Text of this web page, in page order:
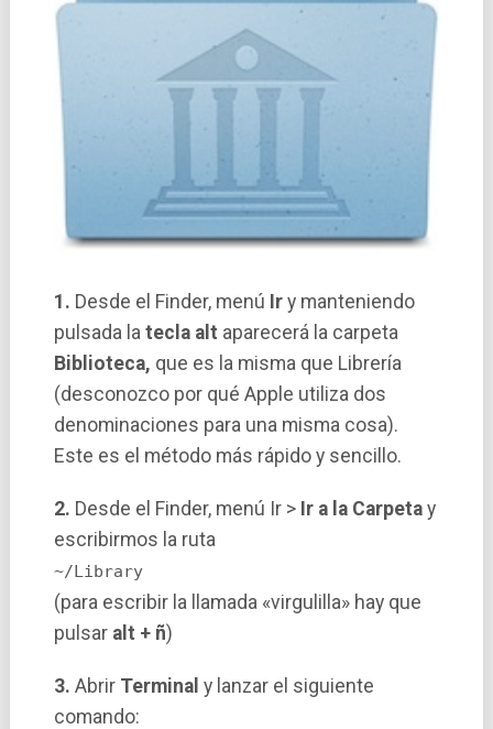
1. Desde el Finder, menú Iry manteniendo
pulsada la tecla alt aparecerá la carpeta
Biblioteca, que es la misma que Librerí­a
(desconozco por qué Apple utiliza dos
denominaciones para una misma cosa).
Este es el método más rápido y sencillo.
2. Desde el Finder, menú Ir > Ir a la Carpetay
escribirmos la ruta
~/Library
(para escribir la llamada «virgulilla» hay que
pulsar alt + ñ)
3. Abrir Terminal y lanzar el siguiente
comando: